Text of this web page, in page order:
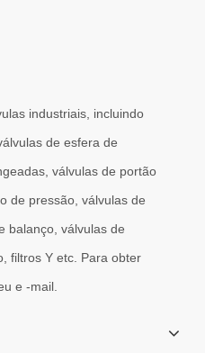
operam em alguns dos
industriais, incluindo
de esfera de
válvulas de portão
de pressão, válvulas de
balanço, válvulas de
filtros Y etc. Para obter
e -mail.